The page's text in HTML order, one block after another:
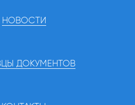
НОВОСТИ
ДОКУМЕНТОВ